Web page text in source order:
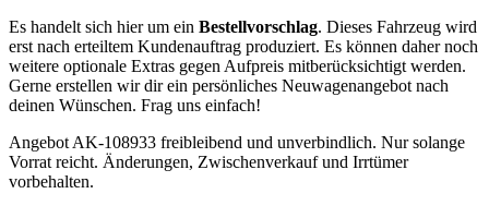
Es handelt sich hier um ein Bestellvorschlag. Dieses Fahrzeug wird
erst nach erteiltem Kundenauftrag produziert. Es können daher noch
weitere optionale Extras gegen Aufpreis mitberücksichtigt werden.
Gerne erstellen wir dir ein persönliches Neuwagenangebot nach
deinen Wünschen. Frag uns einfach!
Angebot AK-108933 freibleibend und unverbindlich. Nur solange
Vorrat reicht. Änderungen, Zwischenverkauf und Irrtümer
vorbehalten.